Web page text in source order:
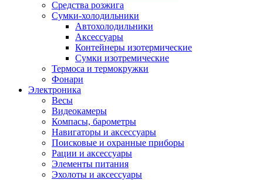
Средства розжига
Сумки-холодильники
Автохолодильники
Аксессуары
Контейнеры изотермические
Сумки изотремические
Термоса и термокружки
Фонари
Электроника
Весы
Видеокамеры
Компасы, барометры
Навигаторы и аксессуары
Поисковые и охранные приборы
Рации и аксессуары
Элементы питания
Эхолоты и аксессуары